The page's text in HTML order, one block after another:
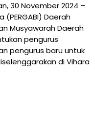
30 November 2024 –
Daerah
Musyawarah Daerah
pengurus
pengurus baru untuk
di Vihara